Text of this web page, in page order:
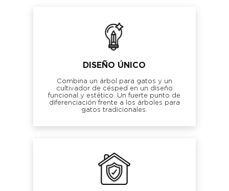
DISEÑO ÚNICO
Combina un árbol para gatos y un
cultivador de césped en un diseño
funcional y estético. Un fuerte punto de
diferenciación frente a los árboles para
gatos tradicionales.